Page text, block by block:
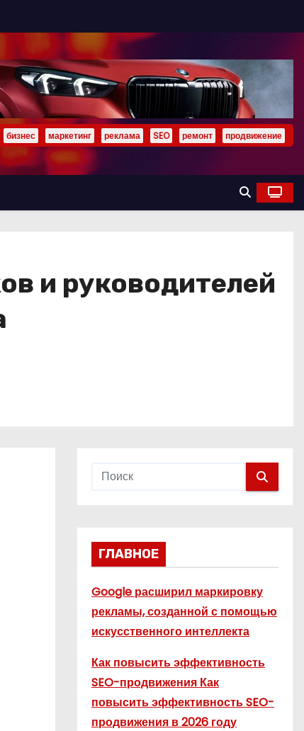
бизнес маркетинг реклама SEO ремонт продвижение
и руководителей
ГЛАВНОЕ
Google расширил маркировку
рекламы, созданной с помощью
искусственного интеллекта
Как повысить эффективность
SEO-продвижения Как
повысить эффективность SEO-
продвижения в 2026 году